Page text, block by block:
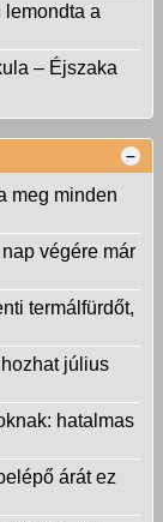
lemondta a
– Éjszaka
meg minden
végére már
termálfürdőt,
július
hatalmas
árát ez